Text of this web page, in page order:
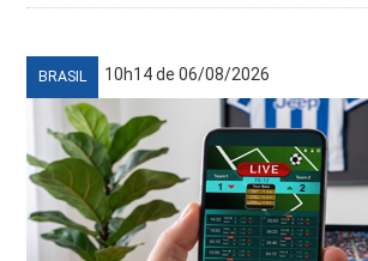
BRASIL 10h14 de 06/08/2026